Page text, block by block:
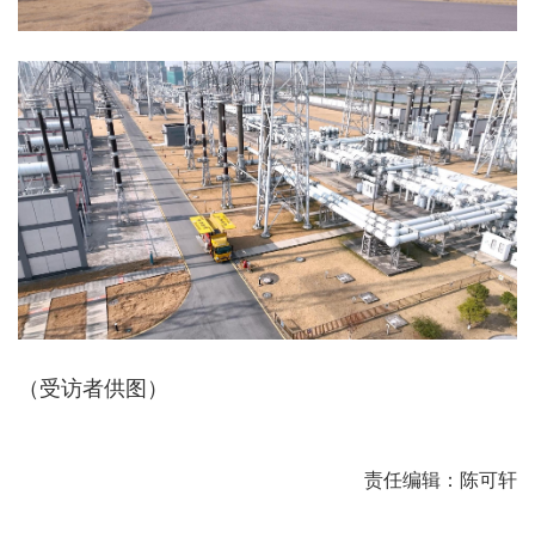
（受访者供图）
责任编辑：陈可轩